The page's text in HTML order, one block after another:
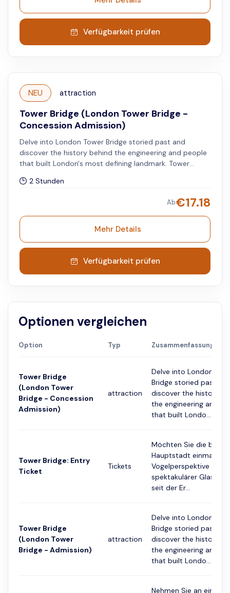
Verfügbarkeit prüfen
NEU attraction
Tower Bridge (London Tower Bridge -
Concession Admission)
Delve into London Tower Bridge storied past and
discover the history behind the engineering and people
that built London's most defining landmark. Tower
truly unforgettable experience in the heart of London.
disabilities, select Adult to book this option.
2 Stunden
Ab€17.18
Mehr Details
Verfügbarkeit prüfen
Optionen vergleichen
Option Typ Zusammenfassung
Tower Bridge
(London Tower
Bridge - Concession
Admission)
attraction
Delve into London
Bridge storied past
discover the history
the engineering and
that built Londo...
Tower Bridge: Entry
Ticket
Tickets
Möchten Sie die
Hauptstadt einmal
Vogelperspektive
spektakulärer
seit der Er...
Tower Bridge
(London Tower
Bridge - Admission)
attraction
Delve into London
Bridge storied past
discover the history
the engineering and
that built Londo...
Nehmen Sie an einer